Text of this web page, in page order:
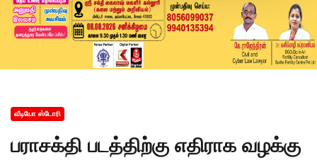
வீடியோ ஸ்டோரி
பராசக்தி படத்திற்கு எதிராக வழக்கு